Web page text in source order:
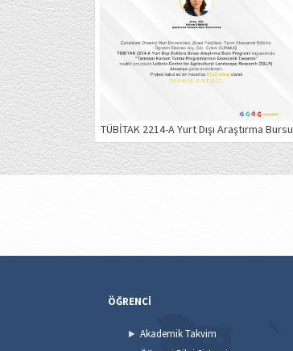
TÜBİTAK 2214-A Yurt Dışı Araştırma Bursu
ÖĞRENCİ
Akademik Takvim